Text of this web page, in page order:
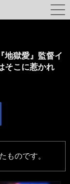
地獄愛』監督イ
こに惹かれ
ものです。